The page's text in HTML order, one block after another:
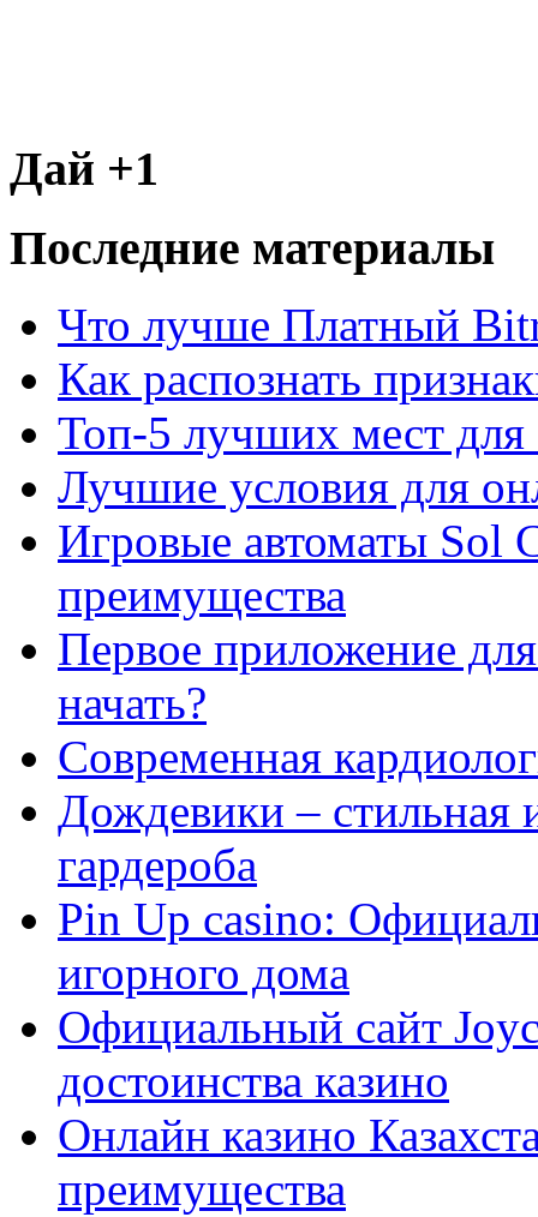
Дай +1
Последние материалы
Что лучше Платный
Как распознать
Топ-5 лучших мест для
Лучшие условия для
Игровые автоматы Sol
преимущества
Первое приложение
начать?
Современная
Дождевики – стильная
гардероба
Pin Up casino:
игорного дома
Официальный сайт
достоинства казино
Онлайн казино
преимущества